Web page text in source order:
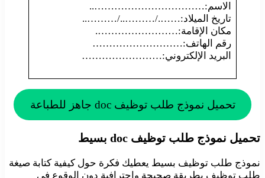
الاسم:……………………………..
تاريخ الميلاد:……./………../………..
مكان الإقامة:…………………….
رقم الهاتف:………………………
البريد الإلكتروني:……………………
تحميل نموذج طلب توظيف doc جاهز للطباعة
تحميل نموذج طلب توظيف doc بسيط
نموذج طلب توظيف بسيط يعطيك فكرة حول كيفية كتابة صيغة
طلب توظيف بطريقة صحيحة واحترافية دون الوقوع في